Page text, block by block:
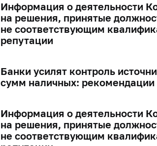
Информация о деятельности
на решения, принятые
не соответствующим
репутации
Банки усилят контроль
сумм наличных: рекомендации
Информация о деятельности
на решения, принятые
не соответствующим